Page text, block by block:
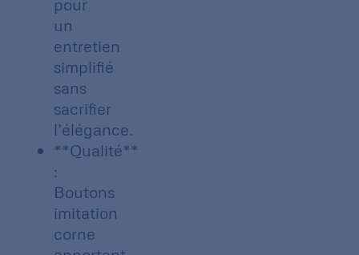
pour
un
entretien
simplifié
sans
sacrifier
l’élégance.
**Qualité**
:
Boutons
imitation
corne